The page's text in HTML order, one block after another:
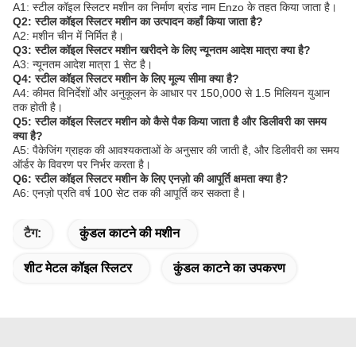
A1: स्टील कॉइल स्लिटर मशीन का निर्माण ब्रांड नाम Enzo के तहत किया जाता है।
Q2: स्टील कॉइल स्लिटर मशीन का उत्पादन कहाँ किया जाता है?
A2: मशीन चीन में निर्मित है।
Q3: स्टील कॉइल स्लिटर मशीन खरीदने के लिए न्यूनतम आदेश मात्रा क्या है?
A3: न्यूनतम आदेश मात्रा 1 सेट है।
Q4: स्टील कॉइल स्लिटर मशीन के लिए मूल्य सीमा क्या है?
A4: कीमत विनिर्देशों और अनुकूलन के आधार पर 150,000 से 1.5 मिलियन युआन
तक होती है।
Q5: स्टील कॉइल स्लिटर मशीन को कैसे पैक किया जाता है और डिलीवरी का समय
क्या है?
A5: पैकेजिंग ग्राहक की आवश्यकताओं के अनुसार की जाती है, और डिलीवरी का समय
ऑर्डर के विवरण पर निर्भर करता है।
Q6: स्टील कॉइल स्लिटर मशीन के लिए एनज़ो की आपूर्ति क्षमता क्या है?
A6: एनज़ो प्रति वर्ष 100 सेट तक की आपूर्ति कर सकता है।
टैग: कुंडल काटने की मशीन
शीट मेटल कॉइल स्लिटर कुंडल काटने का उपकरण